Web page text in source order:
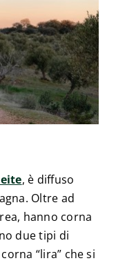
, è diffuso
Oltre ad
hanno corna
due tipi di
“lira” che si